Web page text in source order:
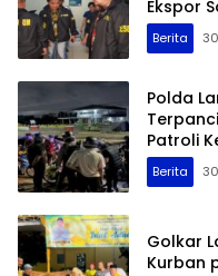
Ekspor
Berita
Polda
Patroli
Berita
Golkar
Kurban